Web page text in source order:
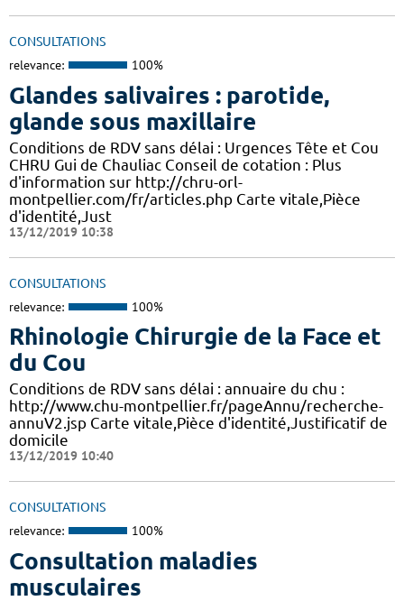
CONSULTATIONS
relevance: 100%
Glandes salivaires : parotide,
glande sous maxillaire
Conditions de RDV sans délai : Urgences Tête et Cou
CHRU Gui de Chauliac Conseil de cotation : Plus
d'information sur http://chru-orl-
montpellier.com/fr/articles.php Carte vitale,Pièce
d'identité,Just
13/12/2019 10:38
CONSULTATIONS
relevance: 100%
Rhinologie Chirurgie de la Face et
du Cou
Conditions de RDV sans délai : annuaire du chu :
http://www.chu-montpellier.fr/pageAnnu/recherche-
annuV2.jsp Carte vitale,Pièce d'identité,Justificatif de
domicile
13/12/2019 10:40
CONSULTATIONS
relevance: 100%
Consultation maladies
musculaires